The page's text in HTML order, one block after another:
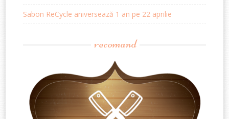
Sabon ReCycle aniversează 1 an pe 22 aprilie
recomand